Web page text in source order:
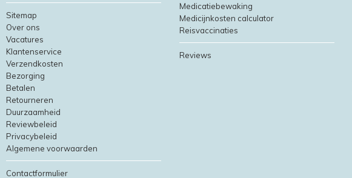
Sitemap
Over ons
Vacatures
Klantenservice
Verzendkosten
Bezorging
Betalen
Retourneren
Duurzaamheid
Reviewbeleid
Privacybeleid
Algemene voorwaarden
Contactformulier
Medicatiebewaking
Medicijnkosten calculator
Reisvaccinaties
Reviews